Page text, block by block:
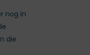
nog in
die